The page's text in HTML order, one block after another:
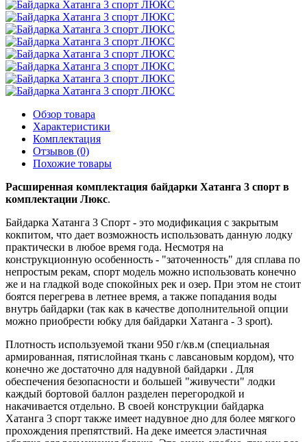
Обзор товара
Характеристики
Комплектация
Отзывов (0)
Похожие товары
Расширенная комплектация байдарки Хатанга 3 спорт в
комплектации Люкс.
Байдарка Хатанга 3 Спорт - это модификация с закрытым
кокпитом, что дает возможность использовать данную лодку
практически в любое время года. Несмотря на
конструкционную особенность - "заточенность" для сплава по
непростым рекам, спорт модель можно использовать конечно
же и на гладкой воде спокойных рек и озер. При этом не стоит
боятся перегрева в летнее время, а также попадания воды
внутрь байдарки (так как в качестве дополнительной опции
можно приобрести юбку для байдарки Хатанга - 3 sport).
Плотность используемой ткани 950 г/кв.м (специальная
армированная, пятислойная ткань с лавсановым кордом), что
конечно же достаточно для надувной байдарки . Для
обеспечения безопасности и большей "живучести" лодки
каждый бортовой баллон разделен перегородкой и
накачивается отдельно. В своей конструкции байдарка
Хатанга 3 спорт также имеет надувное дно для более мягкого
прохождения препятствий. На деке имеется эластичная